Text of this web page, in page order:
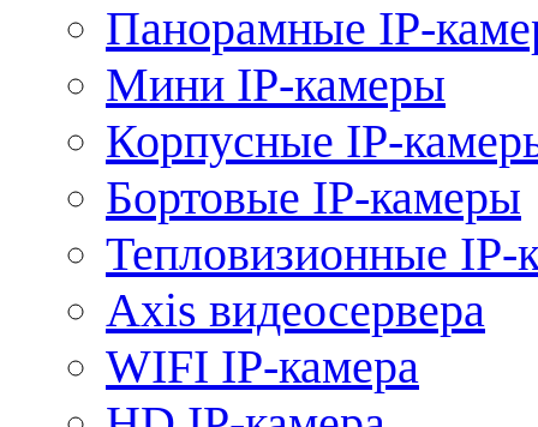
Панорамные IP-
Мини IP-камеры
Корпусные IP-
Бортовые IP-камеры
Тепловизионные IP-
Axis видеосервера
WIFI IP-камера